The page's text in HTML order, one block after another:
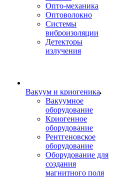
Опто-механика
Оптоволокно
Системы
виброизоляции
Детекторы
излучения
Вакуум и криогеника
Вакуумное
оборудование
Криогенное
оборудование
Рентгеновское
оборудование
Оборудование для
создания
магнитного поля